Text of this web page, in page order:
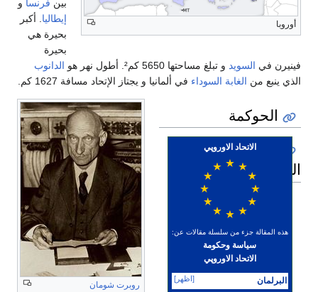
أوروبا
بين فرنسا و
إيطاليا . أكبر
بحيرة هي
بحيرة
فينيرن في السويد و تبلغ مساحتها 5650 كم². أطول نهر هو
الدانوب
الذي ينبع من الغابة السوداء في ألمانيا و يجتاز الإتحاد مسافة 1627 كم.
روبرت شومان
الحوكمة
الاتحاد الاوروپي
هذه المقالة جزء من سلسلة مقالات عن:
سياسة وحكومة
الاتحاد الاوروپي
البرلمان [اظهر]
العضوية